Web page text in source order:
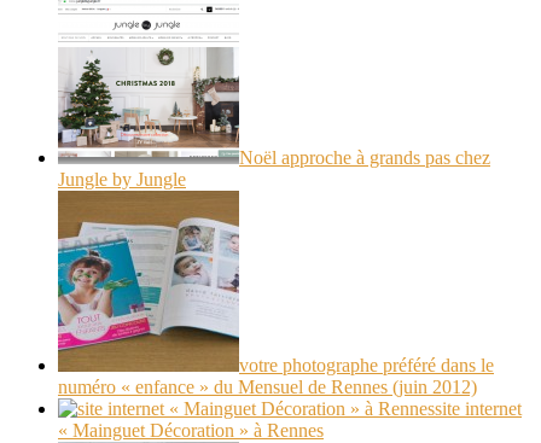
Noël approche à grands pas chez
Jungle by Jungle
votre photographe préféré dans le
numéro « enfance » du Mensuel de Rennes (juin 2012)
site internet
« Mainguet Décoration » à Rennes